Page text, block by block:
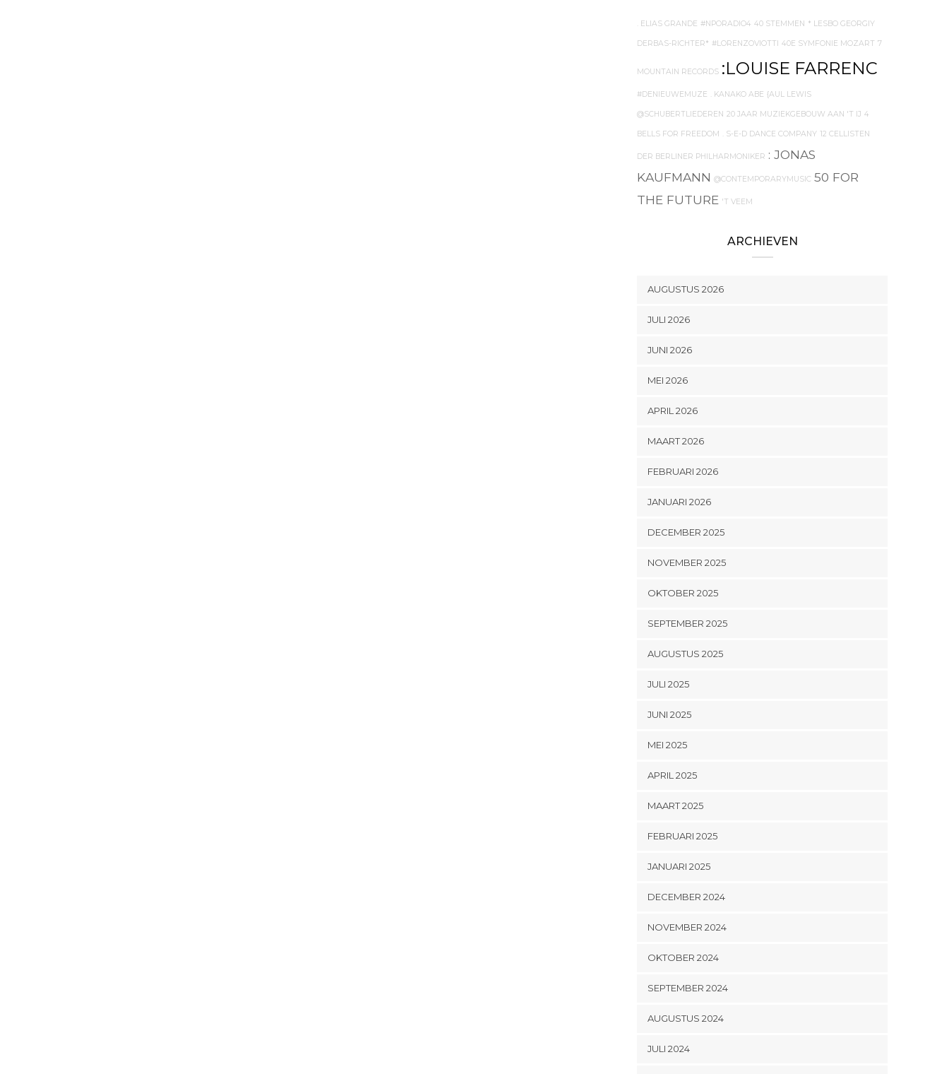
. ELIAS GRANDE #NPORADIO4 40 STEMMEN * LESBO GEORGIY
DERBAS-RICHTER* #LORENZOVIOTTI 40E SYMFONIE MOZART 7
MOUNTAIN RECORDS :LOUISE FARRENC
#DENIEUWEMUZE . KANAKO ABE {AUL LEWIS
@SCHUBERTLIEDEREN 20 JAAR MUZIEKGEBOUW AAN 'T IJ 4
BELLS FOR FREEDOM . S-E-D DANCE COMPANY 12 CELLISTEN
DER BERLINER PHILHARMONIKER : JONAS
KAUFMANN @CONTEMPORARYMUSIC 50 FOR
THE FUTURE 'T VEEM
ARCHIEVEN
AUGUSTUS 2026
JULI 2026
JUNI 2026
MEI 2026
APRIL 2026
MAART 2026
FEBRUARI 2026
JANUARI 2026
DECEMBER 2025
NOVEMBER 2025
OKTOBER 2025
SEPTEMBER 2025
AUGUSTUS 2025
JULI 2025
JUNI 2025
MEI 2025
APRIL 2025
MAART 2025
FEBRUARI 2025
JANUARI 2025
DECEMBER 2024
NOVEMBER 2024
OKTOBER 2024
SEPTEMBER 2024
AUGUSTUS 2024
JULI 2024